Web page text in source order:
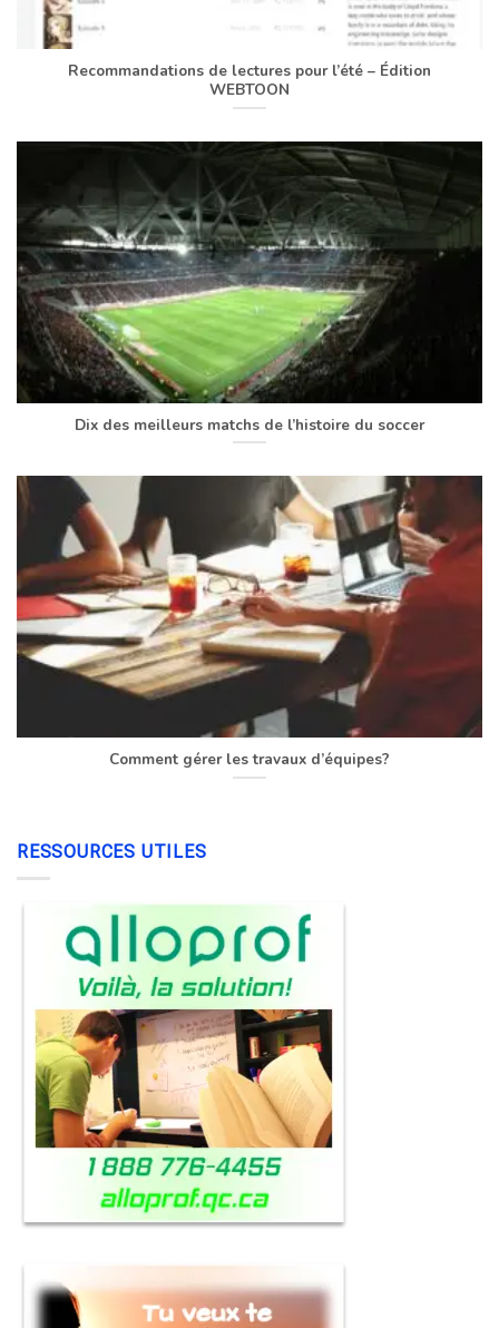
Recommandations de lectures pour l’été – Édition
WEBTOON
Dix des meilleurs matchs de l’histoire du soccer
Comment gérer les travaux d’équipes?
RESSOURCES UTILES